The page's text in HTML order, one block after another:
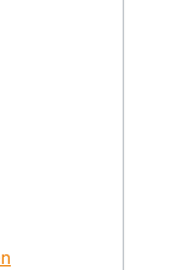
zum